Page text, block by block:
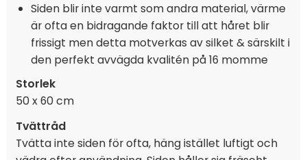
Siden blir inte varmt som andra material, värme
är ofta en bidragande faktor till att håret blir
frissigt men detta motverkas av silket & särskilt i
den perfekt avvägda kvalitén på 16 momme
Storlek
50 x 60 cm
Tvättråd
Tvätta inte siden för ofta, häng istället luftigt och